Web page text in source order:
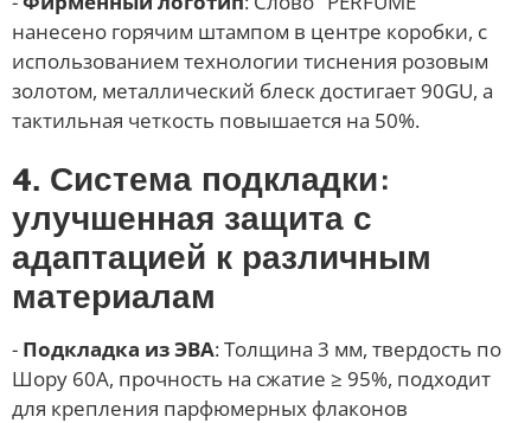
нанесено горячим штампом в центре коробки, с
использованием технологии тиснения розовым
золотом, металлический блеск достигает 90GU, а
тактильная четкость повышается на 50%.
4. Система подкладки:
улучшенная защита с
адаптацией к различным
материалам
- Подкладка из ЭВА: Толщина 3 мм, твердость по
Шору 60A, прочность на сжатие ≥ 95%, подходит
для крепления парфюмерных флаконов